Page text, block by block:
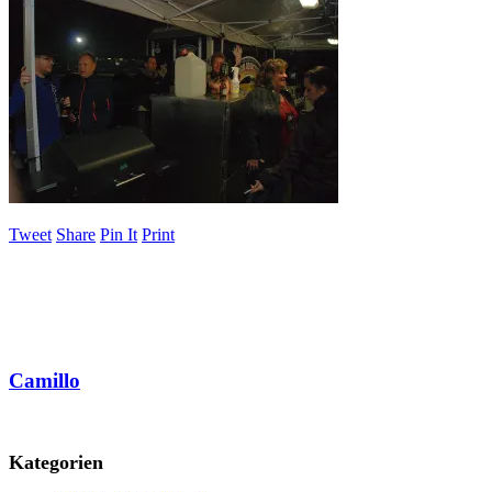
Tweet Share Pin It Print
Camillo
Kategorien